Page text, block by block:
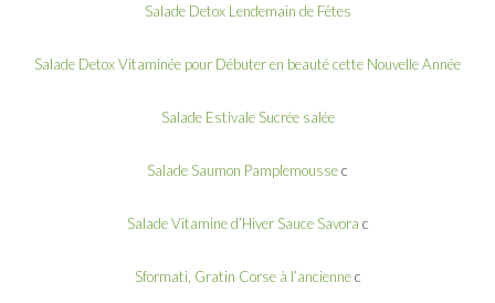
Salade Detox Lendemain de Fêtes
Salade Detox Vitaminée pour Débuter en beauté cette Nouvelle Année
Salade Estivale Sucrée salée
Salade Saumon Pamplemoussec
Salade Vitamine d’Hiver Sauce Savora c
Sformati, Gratin Corse à l’anciennec